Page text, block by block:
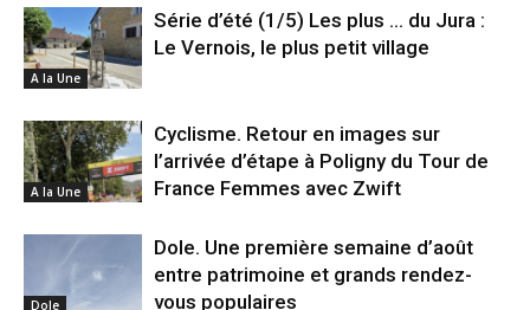
A la Une
Série d’été (1/5) Les plus … du Jura :
Le Vernois, le plus petit village
A la Une
Cyclisme. Retour en images sur
l’arrivée d’étape à Poligny du Tour de
France Femmes avec Zwift
Dole
Dole. Une première semaine d’août
entre patrimoine et grands rendez-
vous populaires